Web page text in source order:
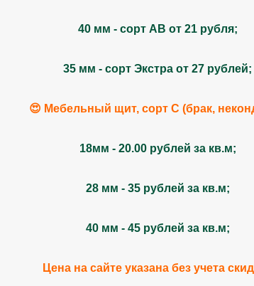
40 мм - сорт АВ от 21 рубля;
35 мм - сорт Экстра от 27 рублей;
😍 Мебельный щит, сорт С (брак,
18мм - 20.00 рублей за кв.м;
28 мм - 35 рублей за кв.м;
40 мм - 45 рублей за кв.м;
Цена на сайте указана без учета